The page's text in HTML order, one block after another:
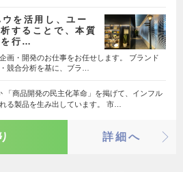
を活用し、ユー
することで、本質
を行…
画・開発のお仕事をお任せします。 ブランド
競合分析を基に、ブラ…
「商品開発の民主化革命」を掲げて、インフル
る製品を生み出しています。 市…
詳細へ